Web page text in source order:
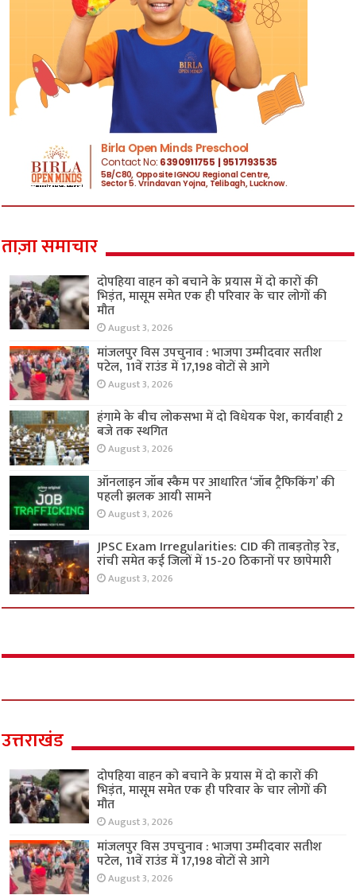
ताज़ा समाचार
दोपहिया वाहन को बचाने के प्रयास में दो कारों की
भिड़ंत, मासूम समेत एक ही परिवार के चार लोगों की
मौत
August 3, 2026
मांजलपुर विस उपचुनाव : भाजपा उम्मीदवार सतीश
पटेल, 11वें राउंड में 17,198 वोटों से आगे
August 3, 2026
हंगामे के बीच लोकसभा में दो विधेयक पेश, कार्यवाही 2
बजे तक स्थगित
August 3, 2026
ऑनलाइन जॉब स्कैम पर आधारित ‘जॉब ट्रैफिकिंग’ की
पहली झलक आयी सामने
August 3, 2026
JPSC Exam Irregularities: CID की ताबड़तोड़ रेड,
रांची समेत कई जिलों में 15-20 ठिकानों पर छापेमारी
August 3, 2026
उत्तराखंड
दोपहिया वाहन को बचाने के प्रयास में दो कारों की
भिड़ंत, मासूम समेत एक ही परिवार के चार लोगों की
मौत
August 3, 2026
मांजलपुर विस उपचुनाव : भाजपा उम्मीदवार सतीश
पटेल, 11वें राउंड में 17,198 वोटों से आगे
August 3, 2026